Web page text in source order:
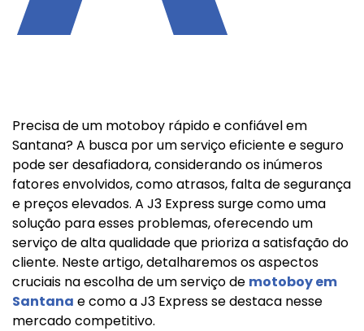
Precisa de um motoboy rápido e confiável em
Santana? A busca por um serviço eficiente e seguro
pode ser desafiadora, considerando os inúmeros
fatores envolvidos, como atrasos, falta de segurança
e preços elevados. A J3 Express surge como uma
solução para esses problemas, oferecendo um
serviço de alta qualidade que prioriza a satisfação do
cliente. Neste artigo, detalharemos os aspectos
cruciais na escolha de um serviço de motoboy em
Santana e como a J3 Express se destaca nesse
mercado competitivo.